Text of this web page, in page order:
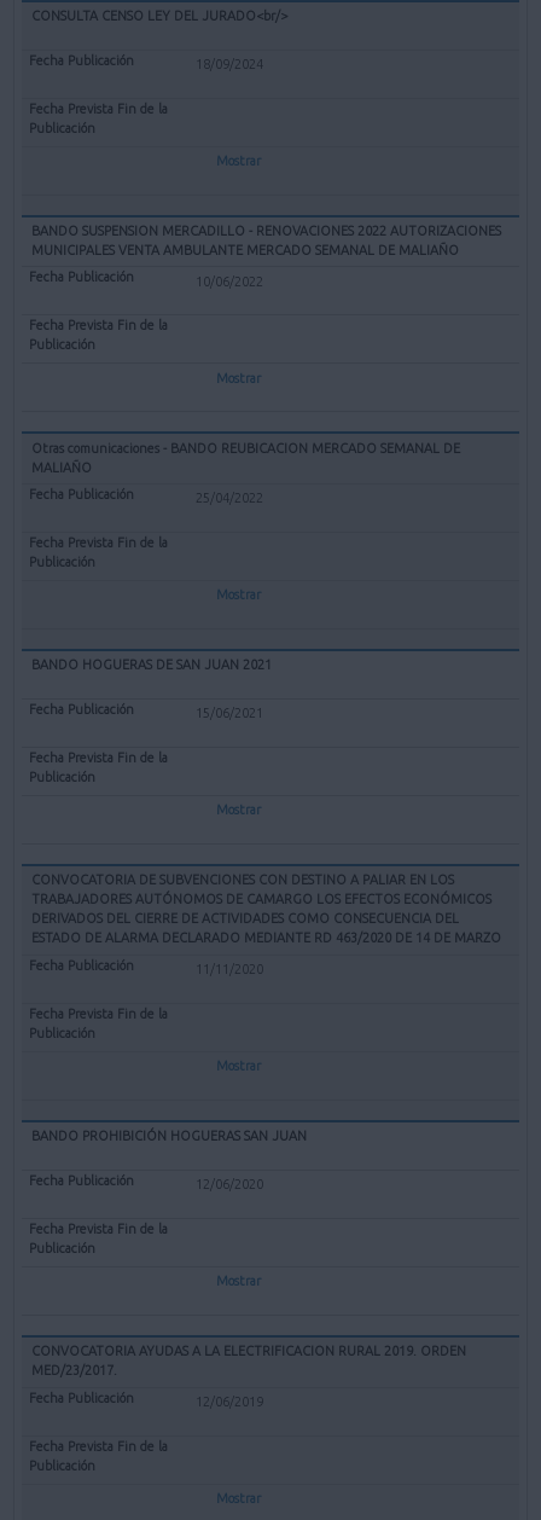
CONSULTA CENSO LEY DEL JURADO<br/>
18/09/2024
Mostrar
BANDO SUSPENSION MERCADILLO - RENOVACIONES 2022 AUTORIZACIONES
MUNICIPALES VENTA AMBULANTE MERCADO SEMANAL DE MALIAÑO
10/06/2022
Mostrar
Otras comunicaciones - BANDO REUBICACION MERCADO SEMANAL DE
MALIAÑO
25/04/2022
Mostrar
BANDO HOGUERAS DE SAN JUAN 2021
15/06/2021
Mostrar
CONVOCATORIA DE SUBVENCIONES CON DESTINO A PALIAR EN LOS
TRABAJADORES AUTÓNOMOS DE CAMARGO LOS EFECTOS ECONÓMICOS
DERIVADOS DEL CIERRE DE ACTIVIDADES COMO CONSECUENCIA DEL
ESTADO DE ALARMA DECLARADO MEDIANTE RD 463/2020 DE 14 DE MARZO
11/11/2020
Mostrar
BANDO PROHIBICIÓN HOGUERAS SAN JUAN
12/06/2020
Mostrar
CONVOCATORIA AYUDAS A LA ELECTRIFICACION RURAL 2019. ORDEN
MED/23/2017.
12/06/2019
Mostrar